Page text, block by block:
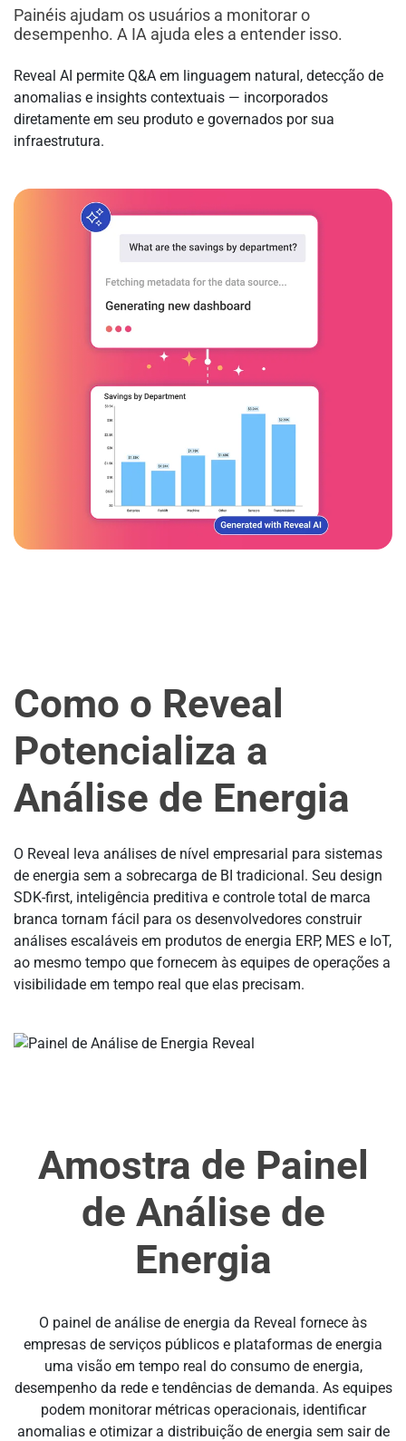
Painéis ajudam os usuários a monitorar o
desempenho. A IA ajuda eles a entender isso.
Reveal AI permite Q&A em linguagem natural, detecção de
anomalias e insights contextuais — incorporados
diretamente em seu produto e governados por sua
infraestrutura.
Como o Reveal
Potencializa a
Análise de Energia
O Reveal leva análises de nível empresarial para sistemas
de energia sem a sobrecarga de BI tradicional. Seu design
SDK-first, inteligência preditiva e controle total de marca
branca tornam fácil para os desenvolvedores construir
análises escaláveis em produtos de energia ERP, MES e IoT,
ao mesmo tempo que fornecem às equipes de operações a
visibilidade em tempo real que elas precisam.
Amostra de Painel
de Análise de
Energia
O painel de análise de energia da Reveal fornece às
empresas de serviços públicos e plataformas de energia
uma visão em tempo real do consumo de energia,
desempenho da rede e tendências de demanda. As equipes
podem monitorar métricas operacionais, identificar
anomalias e otimizar a distribuição de energia sem sair de